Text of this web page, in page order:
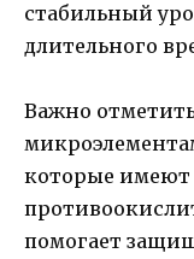
стабильный
длительного
Важно
которые имеют
помогает